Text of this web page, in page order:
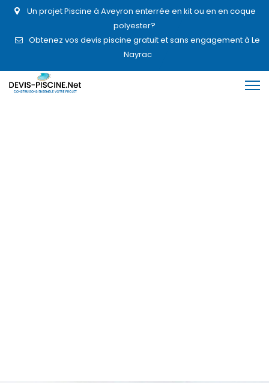
Un projet Piscine à Aveyron enterrée en kit ou en en coque
polyester?
Obtenez vos devis piscine gratuit et sans engagement à Le
Nayrac